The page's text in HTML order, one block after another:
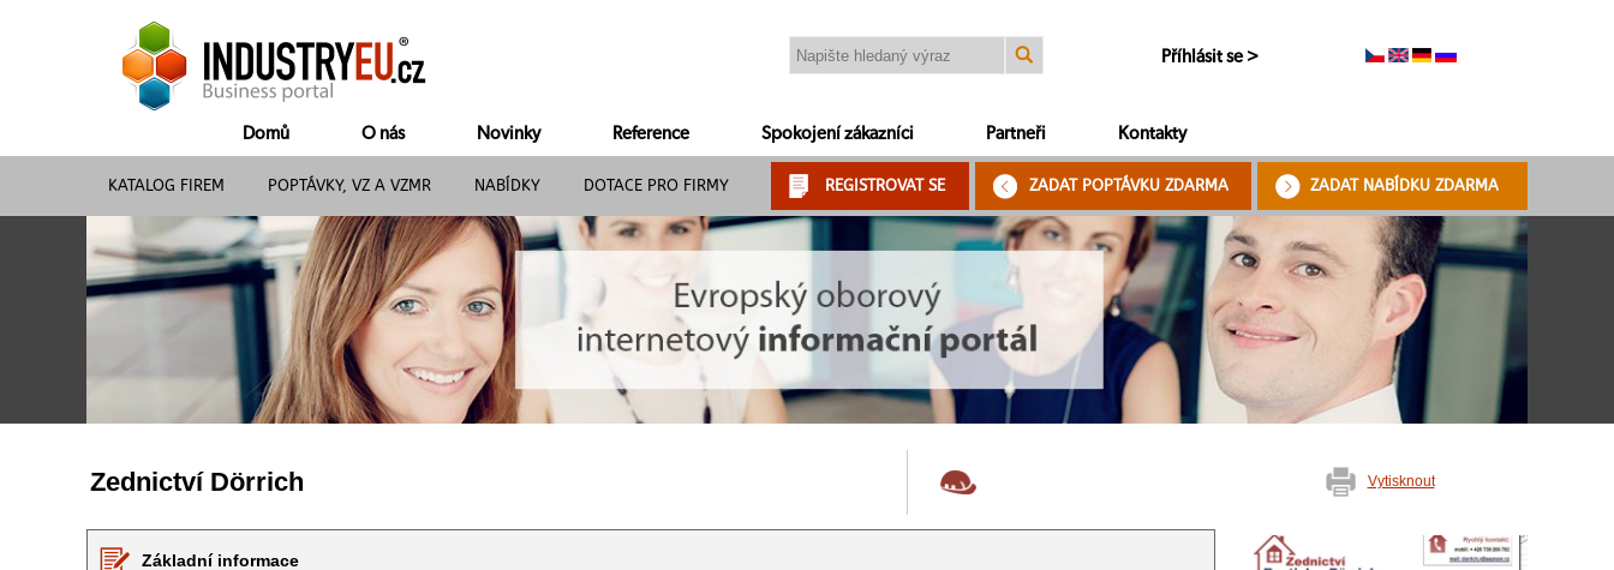
Příhlásit se >
Domů O nás Novinky Reference Spokojení zákazníci Partneři Kontakty
KATALOG FIREM POPTÁVKY, VZ A VZMR NABÍDKY DOTACE PRO FIRMY REGISTROVAT SE ZADAT POPTÁVKU ZDARMA ZADAT NABÍDKU ZDARMA
Zednictví Dörrich Vytisknout
Základní informace